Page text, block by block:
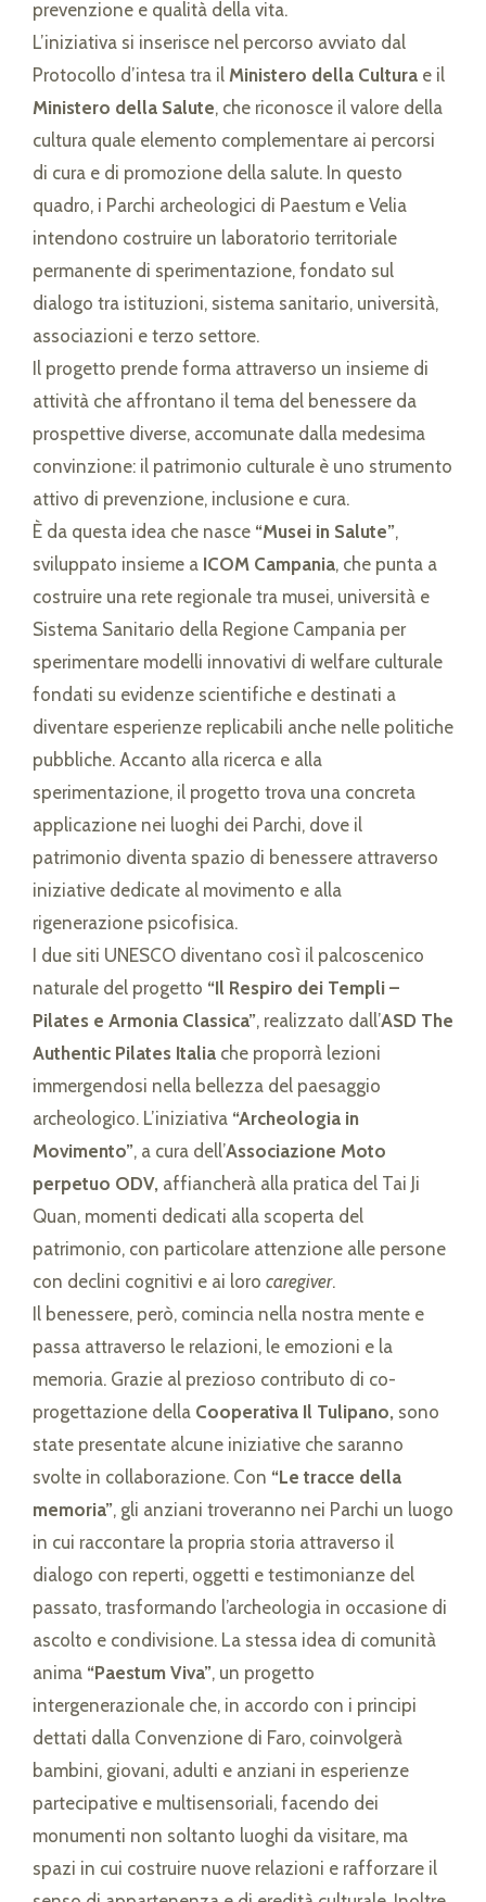
prevenzione e qualità della vita.
L’iniziativa si inserisce nel percorso avviato dal
Protocollo d’intesa tra il Ministero della Cultura e il
Ministero della Salute, che riconosce il valore della
cultura quale elemento complementare ai percorsi
di cura e di promozione della salute. In questo
quadro, i Parchi archeologici di Paestum e Velia
intendono costruire un laboratorio territoriale
permanente di sperimentazione, fondato sul
dialogo tra istituzioni, sistema sanitario, università,
associazioni e terzo settore.
Il progetto prende forma attraverso un insieme di
attività che affrontano il tema del benessere da
prospettive diverse, accomunate dalla medesima
convinzione: il patrimonio culturale è uno strumento
attivo di prevenzione, inclusione e cura.
È da questa idea che nasce “Musei in Salute”,
sviluppato insieme a ICOM Campania, che punta a
costruire una rete regionale tra musei, università e
Sistema Sanitario della Regione Campania per
sperimentare modelli innovativi di welfare culturale
fondati su evidenze scientifiche e destinati a
diventare esperienze replicabili anche nelle politiche
pubbliche. Accanto alla ricerca e alla
sperimentazione, il progetto trova una concreta
applicazione nei luoghi dei Parchi, dove il
patrimonio diventa spazio di benessere attraverso
iniziative dedicate al movimento e alla
rigenerazione psicofisica.
I due siti UNESCO diventano così il palcoscenico
naturale del progetto “Il Respiro dei Templi –
Pilates e Armonia Classica”, realizzato dall’ASD The
Authentic Pilates Italia che proporrà lezioni
immergendosi nella bellezza del paesaggio
archeologico. L’iniziativa “Archeologia in
Movimento”, a cura dell’Associazione Moto
perpetuo ODV, affiancherà alla pratica del Tai Ji
Quan, momenti dedicati alla scoperta del
patrimonio, con particolare attenzione alle persone
con declini cognitivi e ai loro caregiver.
Il benessere, però, comincia nella nostra mente e
passa attraverso le relazioni, le emozioni e la
memoria. Grazie al prezioso contributo di co-
progettazione della Cooperativa Il Tulipano, sono
state presentate alcune iniziative che saranno
svolte in collaborazione. Con “Le tracce della
memoria”, gli anziani troveranno nei Parchi un luogo
in cui raccontare la propria storia attraverso il
dialogo con reperti, oggetti e testimonianze del
passato, trasformando l’archeologia in occasione di
ascolto e condivisione. La stessa idea di comunità
anima “Paestum Viva”, un progetto
intergenerazionale che, in accordo con i principi
dettati dalla Convenzione di Faro, coinvolgerà
bambini, giovani, adulti e anziani in esperienze
partecipative e multisensoriali, facendo dei
monumenti non soltanto luoghi da visitare, ma
spazi in cui costruire nuove relazioni e rafforzare il